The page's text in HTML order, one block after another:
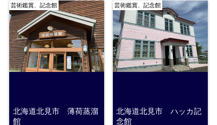
芸術鑑賞、記念館
北海道北見市 薄荷蒸溜
館
芸術鑑賞、記念館
北海道北見市 ハッカ記
念館